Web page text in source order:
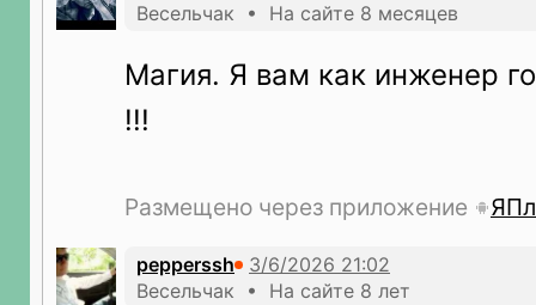
Весельчак • На сайте 8 месяцев
Магия. Я вам как инженер
!!!
Размещено через приложение
pepperssh
Весельчак • На сайте 8 лет